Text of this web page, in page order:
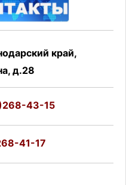
край,
д.28
43-15
41-17